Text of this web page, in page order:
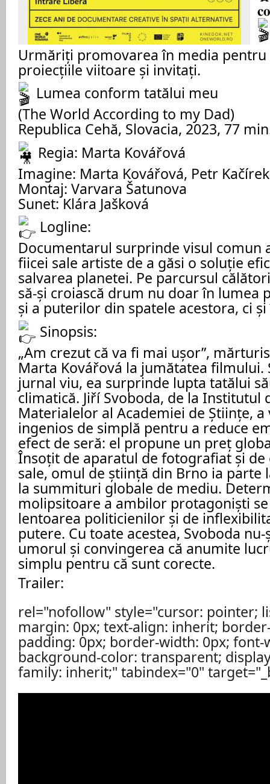
Urmăriţi promovarea în media pentru
proiecţiile viitoare şi invitaţi.
Lumea conform tatălui meu
(The World According to my Dad)
Republica Cehă, Slovacia, 2023, 77
Regia: Marta Kovářová
Imagine: Marta Kovářová, Petr Kačírek
Montaj: Varvara Šatunova
Sunet: Klára Jašková
Logline:
Documentarul surprinde visul comun
fiicei sale artiste de a găsi o soluție
salvarea planetei. Pe parcursul
să-și croiască drum nu doar în lumea
și a puterilor din spatele acestora, ci
Sinopsis:
„Am crezut că va fi mai ușor”,
Marta Kovářová la jumătatea filmului.
jurnal viu, ea surprinde lupta tatălui
climatică. Jiří Svoboda, de la Institutul
Materialelor al Academiei de Științe, a
ingenios de simplă pentru a reduce
efect de seră: el propune un preț
Însoțit de aparatul de fotografiat și de
sale, omul de știință din Brno ia parte
la summituri globale de mediu.
molipsitoare a ambilor protagoniști
lentoarea politicienilor și de
putere. Cu toate acestea, Svoboda
umorul și convingerea că anumite
simplu pentru că sunt corecte.
Trailer:
rel="nofollow" style="cursor: pointer;
margin: 0px; text-align: inherit;
padding: 0px; border-width: 0px; font-
background-color: transparent;
family: inherit;" tabindex="0"